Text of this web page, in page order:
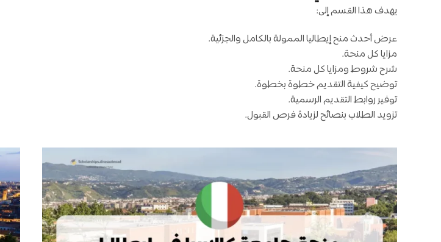
يهدف هذا القسم إلى:
عرض أحدث منح إيطاليا الممولة بالكامل والجزئية.
مزايا كل منحة.
شرح شروط ومزايا كل منحة.
توضيح كيفية التقديم خطوة بخطوة.
توفير روابط التقديم الرسمية.
تزويد الطلاب بنصائح لزيادة فرص القبول.